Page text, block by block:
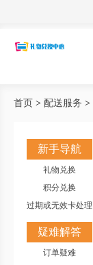
首页 > 配送服务 >
新手导航
礼物兑换
积分兑换
过期或无效卡处理
疑难解答
订单疑难